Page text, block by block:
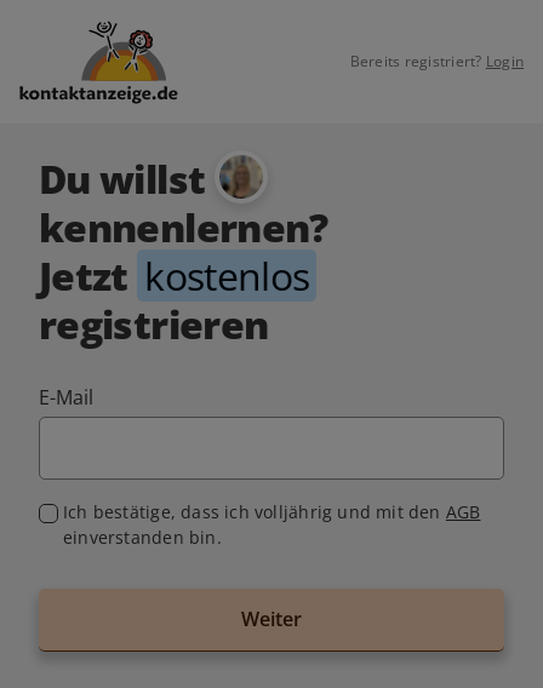
Bereits registriert? Login
Du willst
kennenlernen?
Jetzt kostenlos
registrieren
E-Mail
Ich bestätige, dass ich volljährig und mit den AGB
einverstanden bin.
Weiter